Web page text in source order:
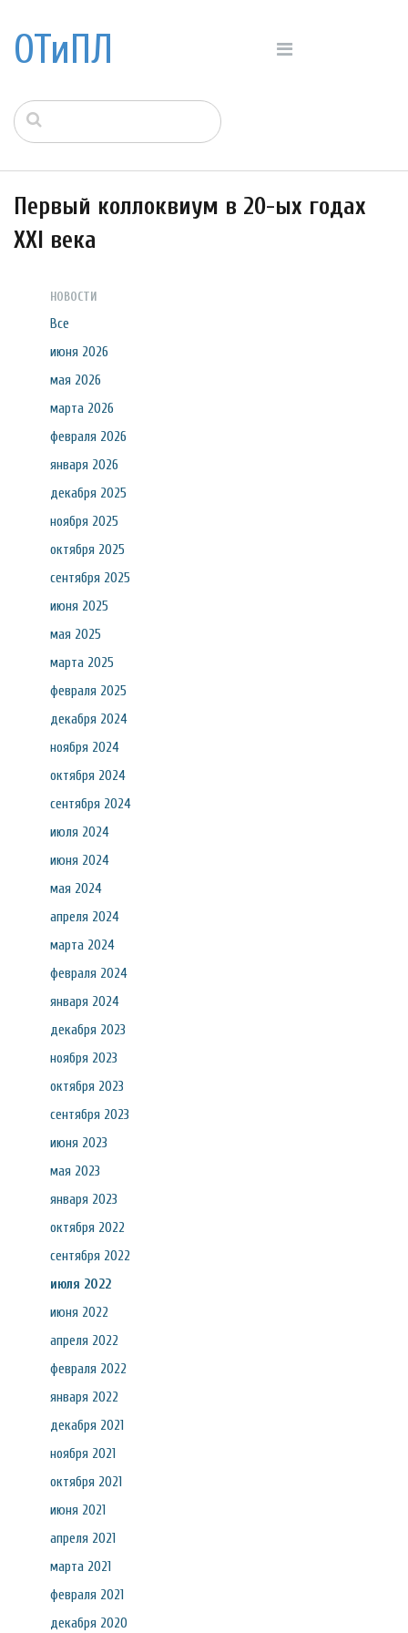
ОТиПЛ
Первый коллоквиум в 20-ых годах
XXI века
НОВОСТИ
Все
июня 2026
мая 2026
марта 2026
февраля 2026
января 2026
декабря 2025
ноября 2025
октября 2025
сентября 2025
июня 2025
мая 2025
марта 2025
февраля 2025
декабря 2024
ноября 2024
октября 2024
сентября 2024
июля 2024
июня 2024
мая 2024
апреля 2024
марта 2024
февраля 2024
января 2024
декабря 2023
ноября 2023
октября 2023
сентября 2023
июня 2023
мая 2023
января 2023
октября 2022
сентября 2022
июля 2022
июня 2022
апреля 2022
февраля 2022
января 2022
декабря 2021
ноября 2021
октября 2021
июня 2021
апреля 2021
марта 2021
февраля 2021
декабря 2020